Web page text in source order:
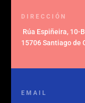
DIRECCIÓN
Rúa Espiñeira, 10-
15706 Santiago de
EMAIL